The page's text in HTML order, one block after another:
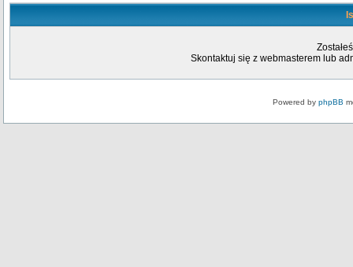
Skontaktuj się z webmasterem lub
Powered by phpBB